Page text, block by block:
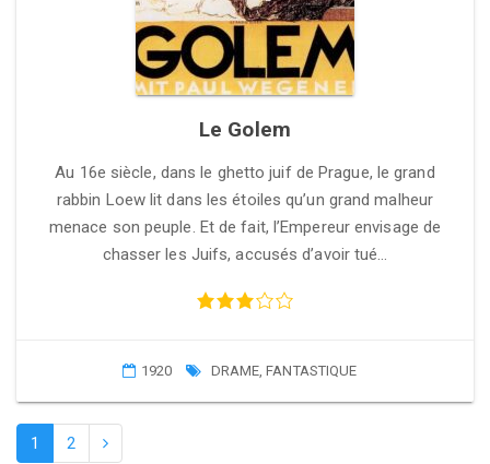
Le Golem
Au 16e siècle, dans le ghetto juif de Prague, le grand
rabbin Loew lit dans les étoiles qu’un grand malheur
menace son peuple. Et de fait, l’Empereur envisage de
chasser les Juifs, accusés d’avoir tué…
1920 DRAME,FANTASTIQUE
1 2